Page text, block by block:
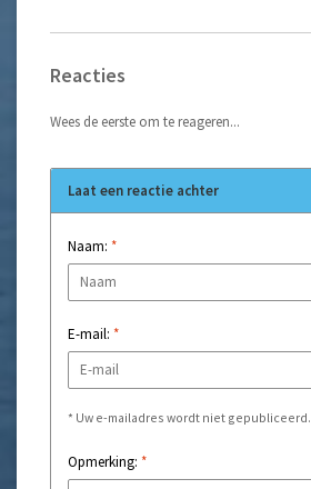
Reacties
Wees de eerste om te reageren...
Laat een reactie achter
Naam: *
E-mail: *
* Uw e-mailadres wordt niet gepubliceerd.
Opmerking: *